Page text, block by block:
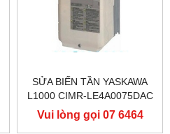
SỬA BIẾN TẦN YASKAWA
L1000 CIMR-LE4A0075DAC
400V 37KW, BIẾN TẦN
YASKAWA L1000
Vui lòng gọi 07 6464
9556